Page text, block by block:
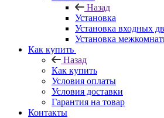
Назад
Установка
Установка входных
Установка
Как купить
Назад
Как купить
Условия оплаты
Условия доставки
Гарантия на товар
Контакты